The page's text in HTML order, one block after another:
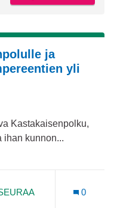
ja
yli
Kastakaisenpolku,
ihan kunnon...
Runosmäki-Raunistula
SEURAAJAA 0